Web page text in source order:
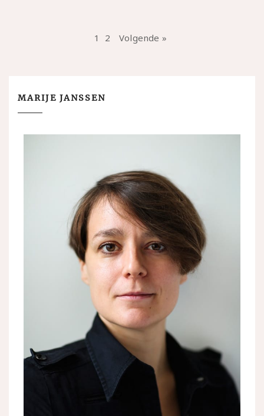
1 2 Volgende »
MARIJE JANSSEN